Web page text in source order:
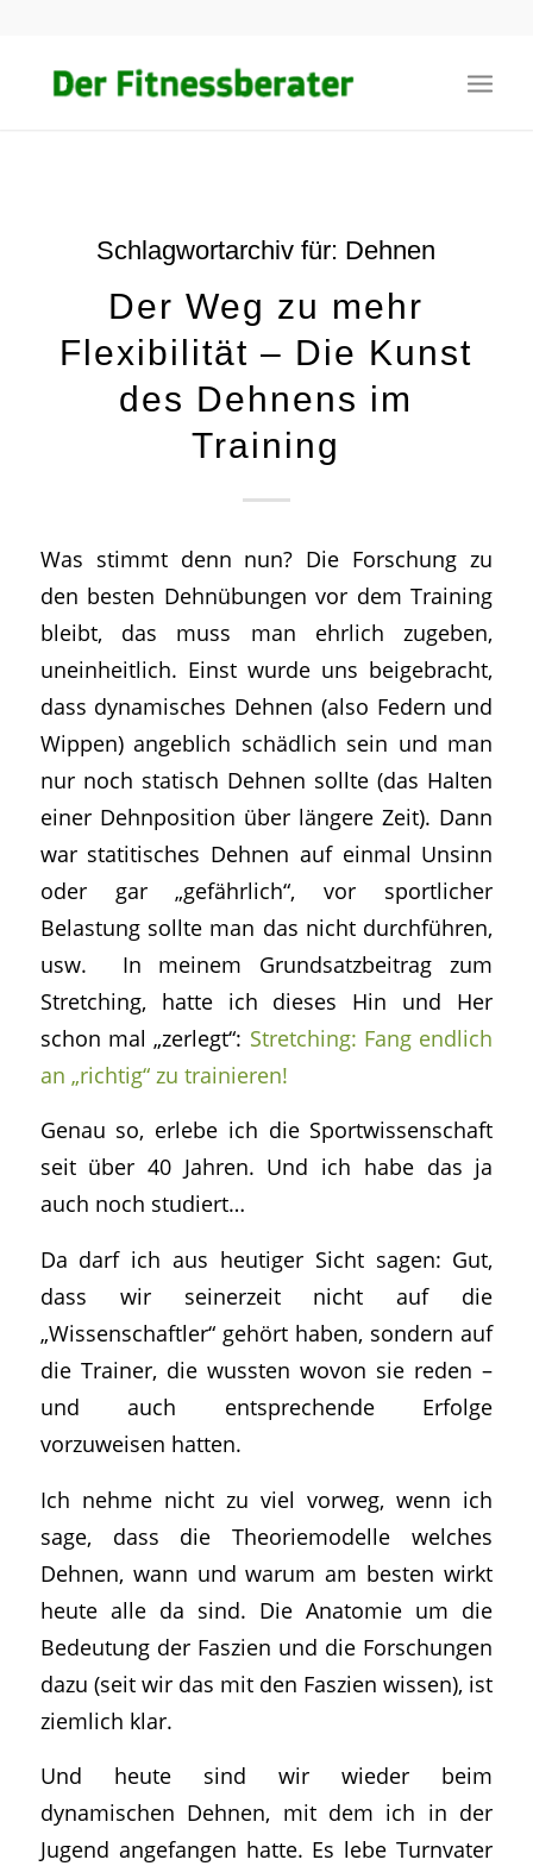
Schlagwortarchiv für: Dehnen
Der Weg zu mehr
Flexibilität – Die Kunst
des Dehnens im
Training
Was stimmt denn nun? Die Forschung zu
den besten Dehnübungen vor dem Training
bleibt, das muss man ehrlich zugeben,
uneinheitlich. Einst wurde uns beigebracht,
dass dynamisches Dehnen (also Federn und
Wippen) angeblich schädlich sein und man
nur noch statisch Dehnen sollte (das Halten
einer Dehnposition über längere Zeit). Dann
war statitisches Dehnen auf einmal Unsinn
oder gar „gefährlich“, vor sportlicher
Belastung sollte man das nicht durchführen,
usw. In meinem Grundsatzbeitrag zum
Stretching, hatte ich dieses Hin und Her
schon mal „zerlegt“: Stretching: Fang endlich
an „richtig“ zu trainieren!
Genau so, erlebe ich die Sportwissenschaft
seit über 40 Jahren. Und ich habe das ja
auch noch studiert…
Da darf ich aus heutiger Sicht sagen: Gut,
dass wir seinerzeit nicht auf die
„Wissenschaftler“ gehört haben, sondern auf
die Trainer, die wussten wovon sie reden –
und auch entsprechende Erfolge
vorzuweisen hatten.
Ich nehme nicht zu viel vorweg, wenn ich
sage, dass die Theoriemodelle welches
Dehnen, wann und warum am besten wirkt
heute alle da sind. Die Anatomie um die
Bedeutung der Faszien und die Forschungen
dazu (seit wir das mit den Faszien wissen), ist
ziemlich klar.
Und heute sind wir wieder beim
dynamischen Dehnen, mit dem ich in der
Jugend angefangen hatte. Es lebe Turnvater